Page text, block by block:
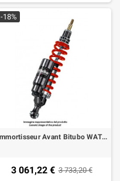
-18%
Ammortisseur Avant Bitubo WAT12 pour Telelever BMW R 1200 GS 04-09
3 061,22 € 3 733,20 €